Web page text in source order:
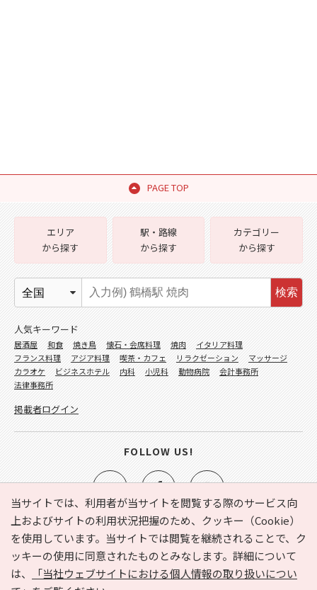
PAGE TOP
当サイトでは、利用者が当サイトを閲覧する際のサービス向
上およびサイトの利用状況把握のため、クッキー（Cookie）
を使用しています。当サイトでは閲覧を継続されることで、ク
ッキーの使用に同意されたものとみなします。詳細について
は、
「当社ウェブサイトにおける個人情報の取り扱いについ
e-NAVITA（イーナビタ）とは？ お気に入り
ヘルプ
利用規約
個人情報の取り扱いについて
運営会社
サイトマップ
広告掲載に関するお問い合わせ
エリア
から探す
駅・路線
から探す
カテゴリー
から探す
検索
人気キーワード
居酒屋 和食 焼き鳥 懐石・会席料理 焼肉
イタリア料理
フランス料理
アジア料理 喫茶・カフェ リラクゼーション
マッサージ
カラオケ
ビジネスホテル 内科 小児科 動物病院
会計事務所
法律事務所
掲載者ログイン
FOLLOW US!